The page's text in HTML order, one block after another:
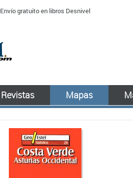
Envío gratuito en libros Desnivel
Revistas Mapas